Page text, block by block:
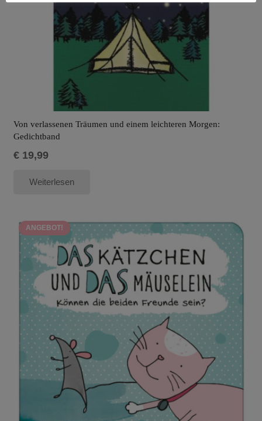
Von verlassenen Träumen und einem leichteren Morgen:
Gedichtband
€19,99
Weiterlesen
ANGEBOT!